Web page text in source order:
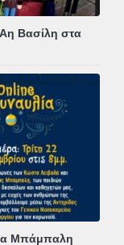
Αη Βασίλη στα
Μπάμπαλη